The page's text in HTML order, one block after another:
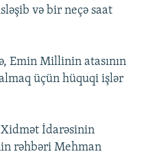
və bir neçə saat
Emin Millinin atasının
üçün hüquqi işlər
İdarəsinin
rəhbəri Mehman